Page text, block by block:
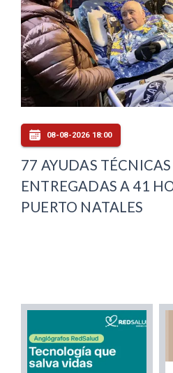
08-08-2026 18:00
77 AYUDAS
ENTREGADAS A 41
PUERTO NATALES